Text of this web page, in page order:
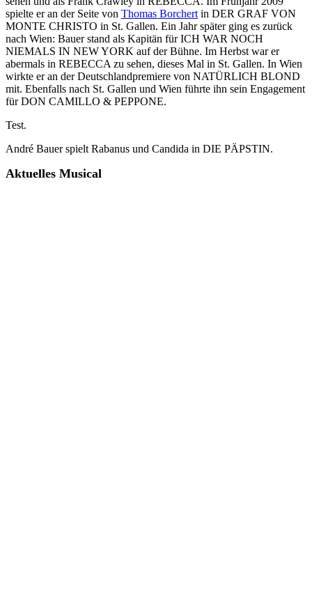
spielte er an der Seite von Thomas Borchert in DER GRAF VON
MONTE CHRISTO in St. Gallen. Ein Jahr später ging es zurück
nach Wien: Bauer stand als Kapitän für ICH WAR NOCH
NIEMALS IN NEW YORK auf der Bühne. Im Herbst war er
abermals in REBECCA zu sehen, dieses Mal in St. Gallen. In Wien
wirkte er an der Deutschlandpremiere von NATÜRLICH BLOND
mit. Ebenfalls nach St. Gallen und Wien führte ihn sein Engagement
für DON CAMILLO & PEPPONE.
Test.
André Bauer spielt Rabanus und Candida in DIE PÄPSTIN.
Aktuelles Musical